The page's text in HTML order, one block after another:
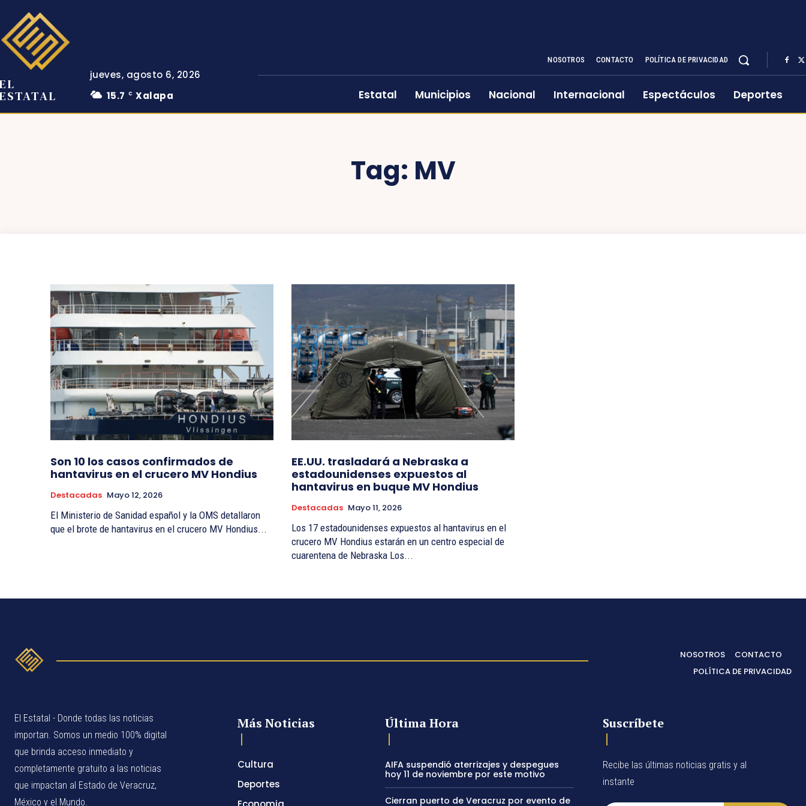
EL
ESTATAL
jueves, agosto 6, 2026
15.7
C Xalapa
NOSOTROS CONTACTO POLÍTICA DE PRIVACIDAD
Estatal Municipios Nacional Internacional Espectáculos Deportes
Tag: MV
Son 10 los casos confirmados de
hantavirus en el crucero MV Hondius
Destacadas Mayo 12, 2026
El Ministerio de Sanidad español y la OMS detallaron
que el brote de hantavirus en el crucero MV Hondius...
EE.UU. trasladará a Nebraska a
estadounidenses expuestos al
hantavirus en buque MV Hondius
Destacadas Mayo 11, 2026
Los 17 estadounidenses expuestos al hantavirus en el
crucero MV Hondius estarán en un centro especial de
cuarentena de Nebraska Los...
NOSOTROS
CONTACTO
POLÍTICA DE PRIVACIDAD
El Estatal - Donde todas las noticias
importan. Somos un medio 100% digital
que brinda acceso inmediato y
completamente gratuito a las noticias
que impactan al Estado de Veracruz,
México y el Mundo.
Más Noticias
Cultura
Deportes
Última Hora
AIFA suspendió aterrizajes y despegues
hoy 11 de noviembre por este motivo
Cierran puerto de Veracruz por evento de
Suscríbete
Recibe las últimas noticias gratis y al
instante